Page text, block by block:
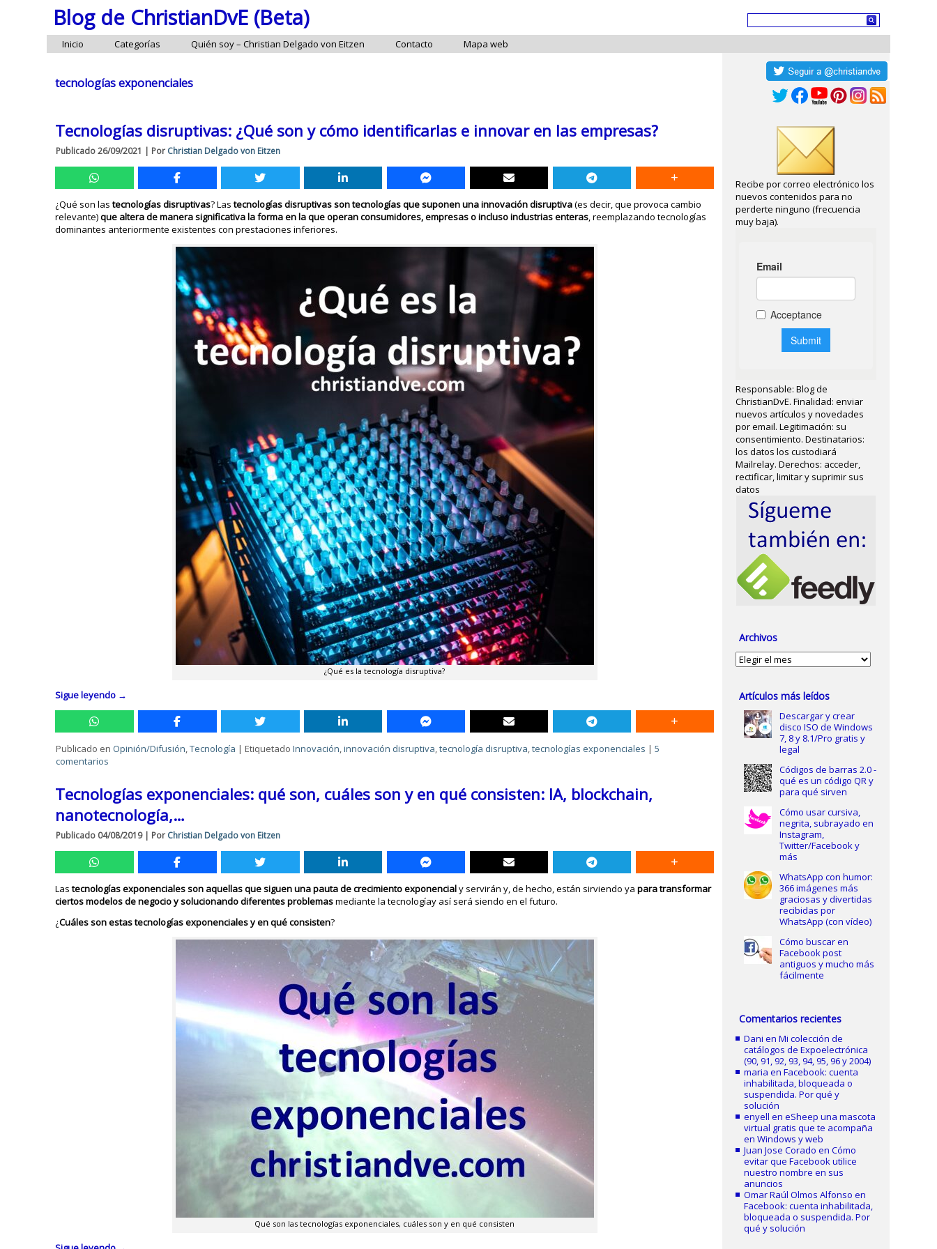
Blog de ChristianDvE (Beta)
Inicio Categorías Quién soy – Christian Delgado von Eitzen Contacto Mapa web
tecnologías exponenciales
Tecnologías disruptivas: ¿Qué son y cómo identificarlas e innovar en las empresas?
Publicado26/09/2021 | Por Christian Delgado von Eitzen
¿Qué son lastecnologías disruptivas? Lastecnologías disruptivas son tecnologías que suponen una innovación disruptiva(es decir, que provoca cambio
relevante)que altera de manera significativa la forma en la que operan consumidores, empresas o incluso industrias enteras, reemplazando tecnologías
dominantes anteriormente existentes con prestaciones inferiores.
¿Qué es la tecnología disruptiva?
Sigue leyendo →
Publicado en Opinión/Difusión,Tecnología |Etiquetado Innovación,innovación disruptiva,tecnología disruptiva,tecnologías exponenciales |5
comentarios
Tecnologías exponenciales: qué son, cuáles son y en qué consisten: IA, blockchain,
nanotecnología,…
Publicado 04/08/2019| Por Christian Delgado von Eitzen
Lastecnologías exponenciales son aquellas que siguen una pauta de crecimiento exponencialy servirán y, de hecho, están sirviendo yapara transformar
ciertos modelos de negocio y solucionando diferentes problemasmediante la tecnologíay así será siendo en el futuro.
¿Cuáles son estas tecnologías exponenciales y en qué consisten?
Qué son las tecnologías exponenciales, cuáles son y en qué consisten
Recibe por correo electrónico los
nuevos contenidos para no
perderte ninguno (frecuencia
muy baja).
Responsable: Blog de
ChristianDvE. Finalidad: enviar
nuevos artículos y novedades
por email. Legitimación: su
consentimiento. Destinatarios:
los datos los custodiará
Mailrelay. Derechos: acceder,
rectificar, limitar y suprimir sus
datos
Archivos
Archivos
Artículos más leídos
Descargar y crear
disco ISO de Windows
7, 8 y 8.1/Pro gratis y
legal
Códigos de barras 2.0 -
qué es un código QR y
para qué sirven
Cómo usar cursiva,
negrita, subrayado en
Instagram,
Twitter/Facebook y
más
WhatsApp con humor:
366 imágenes más
graciosas y divertidas
recibidas por
WhatsApp (con vídeo)
Cómo buscar en
Facebook post
antiguos y mucho más
fácilmente
Comentarios recientes
Dani enMi colección de
catálogos de Expoelectrónica
(90, 91, 92, 93, 94, 95, 96 y 2004)
maria enFacebook: cuenta
inhabilitada, bloqueada o
suspendida. Por qué y
solución
enyell eneSheep una mascota
virtual gratis que te acompaña
en Windows y web
Juan Jose Corado enCómo
evitar que Facebook utilice
nuestro nombre en sus
anuncios
Omar Raúl Olmos Alfonso en
Facebook: cuenta inhabilitada,
bloqueada o suspendida. Por
qué y solución